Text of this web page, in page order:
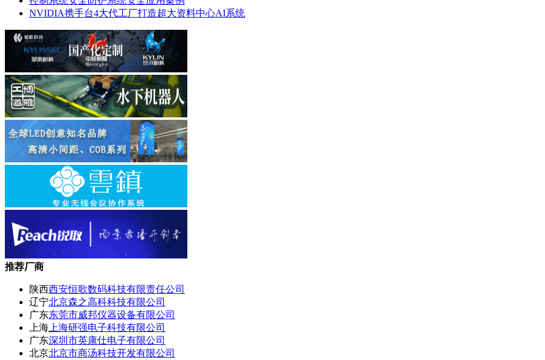
NVIDIA携手台4大代工厂打造超大资料中心AI系统
推荐厂商
陕西西安恒歌数码科技有限责任公司
辽宁北京森之高科科技有限公司
广东东莞市威邦仪器设备有限公司
上海 上海研强电子科技有限公司
广东深圳市英康仕电子有限公司
北京北京市商汤科技开发有限公司